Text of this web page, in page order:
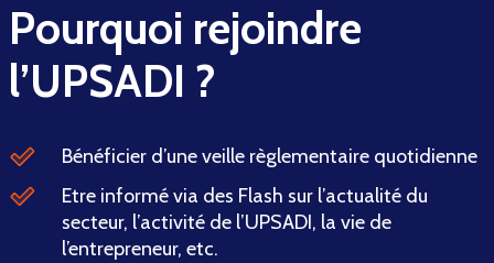
Pourquoi rejoindre
l’UPSADI ?
Bénéficier d’une veille règlementaire quotidienne
Etre informé via des Flash sur l’actualité du
secteur, l’activité de l’UPSADI, la vie de
l’entrepreneur, etc.